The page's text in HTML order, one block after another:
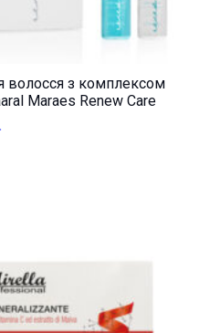
волосся з комплексом
Maraes Renew Care